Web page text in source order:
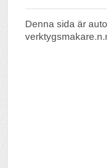
Denna sida är